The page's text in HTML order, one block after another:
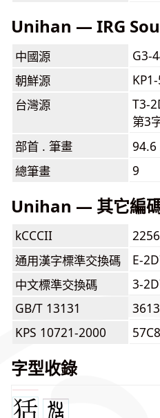
Unihan — IRG
中國源
G3-
朝鮮源
台灣源
T3-
第3
部首 . 筆畫
總筆畫
9
Unihan — 其它編
kCCCII
通用漢字標準交換碼
E-
中文標準交換碼
3-
GB/T 13131
3613
KPS 10721-2000
57C8
字型收錄